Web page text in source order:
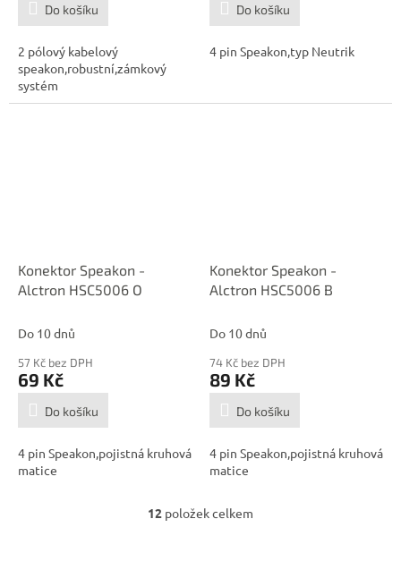
Do košíku
2 pólový kabelový
speakon,robustní,zámkový
systém
Do košíku
4 pin Speakon,typ Neutrik
Konektor Speakon -
Alctron HSC5006 O
Do 10 dnů
57 Kč bez DPH
69 Kč
Do košíku
4 pin Speakon,pojistná kruhová
matice
Konektor Speakon -
Alctron HSC5006 B
Do 10 dnů
74 Kč bez DPH
89 Kč
Do košíku
4 pin Speakon,pojistná kruhová
matice
O
12 položek celkem